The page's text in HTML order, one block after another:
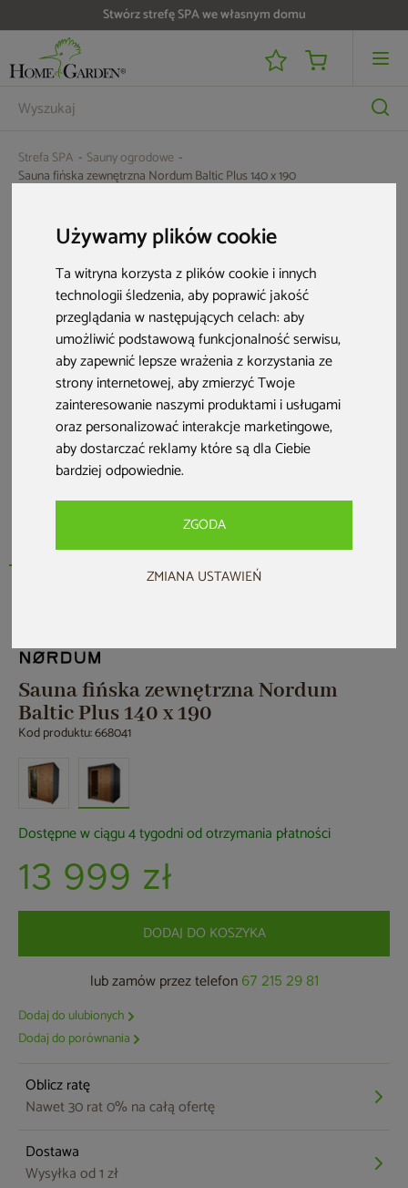
Używamy plików cookie
Ta witryna korzysta z plików cookie i innych
technologii śledzenia, aby poprawić jakość
przeglądania w następujących celach:aby
umożliwić podstawową funkcjonalność serwisu,
aby zapewnić lepsze wrażenia z korzystania ze
strony internetowej,aby zmierzyć Twoje
zainteresowanie naszymi produktami i usługami
oraz personalizować interakcje marketingowe,
aby dostarczać reklamy które są dla Ciebie
bardziej odpowiednie.
ZGODA
ZMIANA USTAWIEŃ
Stwórz strefę SPA we własnym domu
Strefa SPA
Sauny ogrodowe
Sauna fińska zewnętrzna Nordum Baltic Plus 140 x 190
Sauna fińska zewnętrzna Nordum
Baltic Plus 140 x 190
Kod produktu: 668041
Dostępne w ciągu 4 tygodni od otrzymania płatności
13 999 zł
DODAJ DO KOSZYKA
lub zamów przez telefon 67 215 29 81
Dodaj do ulubionych
Dodaj do porównania
Oblicz ratę
Nawet 30 rat 0% na całą ofertę
Dostawa
Wysyłka od 1 zł